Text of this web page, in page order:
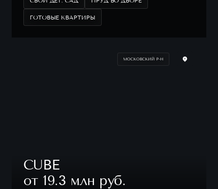
ГОТОВЫЕ КВАРТИРЫ
МОСКОВСКИЙ Р-Н
CUBE
от 19.3 млн руб.